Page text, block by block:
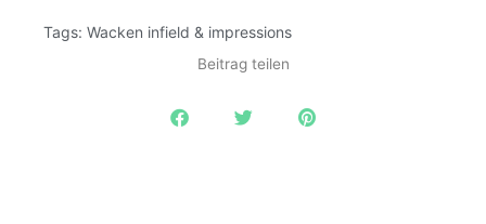
Tags: Wacken infield & impressions
Beitrag teilen